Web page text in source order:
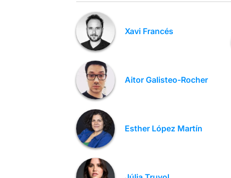
Xavi Francés
Aitor Galisteo-Rocher
Esther López Martín